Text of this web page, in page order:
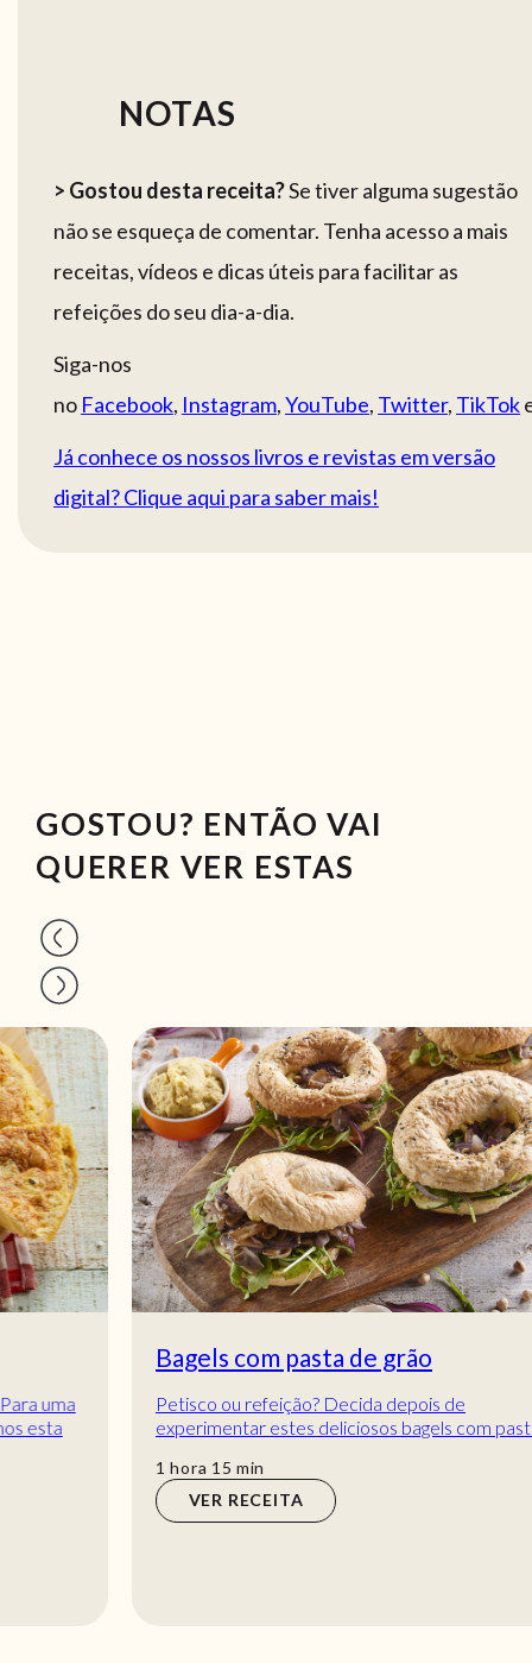
NOTAS
> Gostou desta receita?Se tiver alguma sugestão
não se esqueça de comentar. Tenha acesso a mais
receitas, vídeos e dicas úteis para facilitar as
refeições do seu dia-a-dia.
Siga-nos
no Facebook, Instagram,YouTube, Twitter, TikTok
Já conhece os nossos livros e revistas em versão
digital? Clique aqui para saber mais!
GOSTOU? ENTÃO VAI
QUERER VER ESTAS
Bagels com pasta de grão
Petisco ou refeição? Decida depois de
experimentar estes deliciosos bagels com pasta de
min
min
VER RECEITA